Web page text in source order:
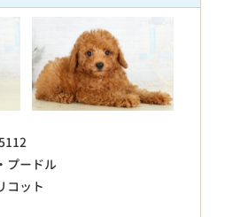
プードル
コット